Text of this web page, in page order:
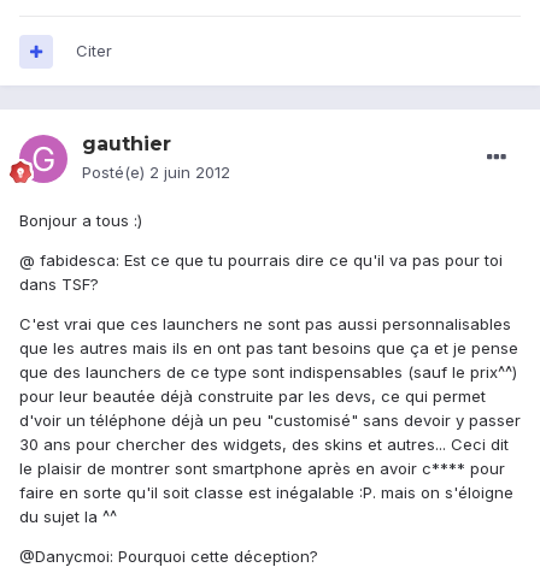
Citer
gauthier
Posté(e) 2 juin 2012
Bonjour a tous :)
@ fabidesca: Est ce que tu pourrais dire ce qu'il va pas pour toi
dans TSF?
C'est vrai que ces launchers ne sont pas aussi personnalisables
que les autres mais ils en ont pas tant besoins que ça et je pense
que des launchers de ce type sont indispensables (sauf le prix^^)
pour leur beautée déjà construite par les devs, ce qui permet
d'voir un téléphone déjà un peu "customisé" sans devoir y passer
30 ans pour chercher des widgets, des skins et autres... Ceci dit
le plaisir de montrer sont smartphone après en avoir c**** pour
faire en sorte qu'il soit classe est inégalable :P. mais on s'éloigne
du sujet la ^^
@Danycmoi: Pourquoi cette déception?